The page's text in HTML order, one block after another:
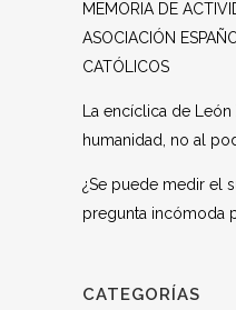
MEMORIA DE
ASOCIACIÓN
CATÓLICOS
La encíclica de León
humanidad, no al
¿Se puede medir el
pregunta incómoda
CATEGORÍAS